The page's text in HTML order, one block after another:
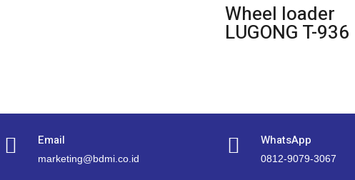
Wheel loader
LUGONG T-936
 Email
marketing@bdmi.co.id
 WhatsApp
0812-9079-3067